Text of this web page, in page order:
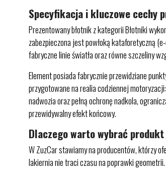
Specyfikacja i kluczowe cechy
Prezentowany błotnik z kategorii Błotniki
zabezpieczona jest powłoką kataforetyczną
fabryczne linie światła oraz równe szczeliny
Element posiada fabrycznie przewidziane
przygotowane na realia codziennej
nadwozia oraz pełną ochronę nadkola,
przewidywalny efekt końcowy.
Dlaczego warto wybrać
W ZuzCar stawiamy na producentów, którzy
lakiernia nie traci czasu na poprawki